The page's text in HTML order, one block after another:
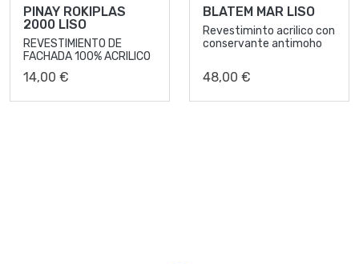
PINAY ROKIPLAS
2000 LISO
REVESTIMIENTO DE
FACHADA 100% ACRILICO
14,00 €
BLATEM MAR LISO
Revestiminto acrilico con
conservante antimoho
48,00 €